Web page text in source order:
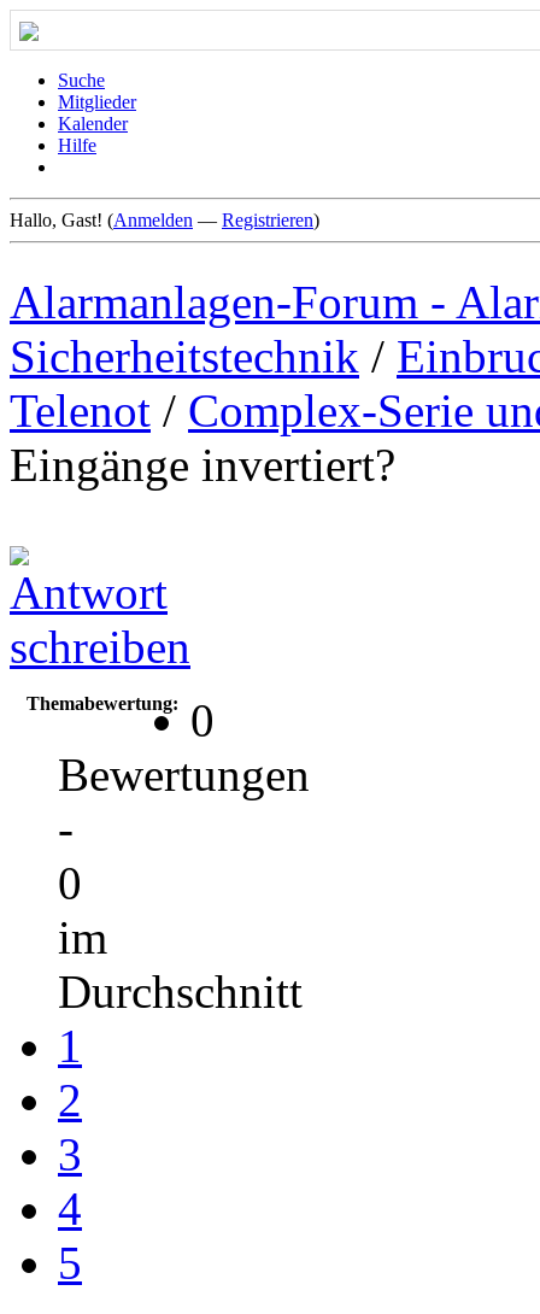
Suche
Mitglieder
Kalender
Hilfe
Hallo, Gast! (Anmelden — Registrieren)
Alarmanlagen-Forum -
Sicherheitstechnik /
Telenot / Complex-Serie
Eingänge invertiert?
Themabewertung:
0
Bewertungen
-
0
im
Durchschnitt
1
2
3
4
5